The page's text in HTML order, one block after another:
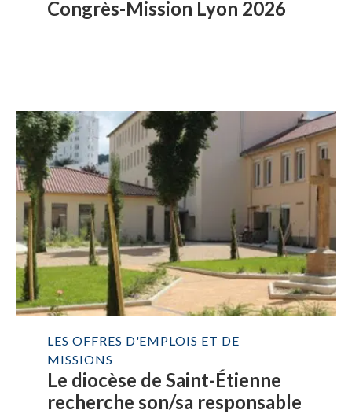
Congrès-Mission Lyon 2026
LES OFFRES D'EMPLOIS ET DE
MISSIONS
Le diocèse de Saint-Étienne
recherche son/sa responsable